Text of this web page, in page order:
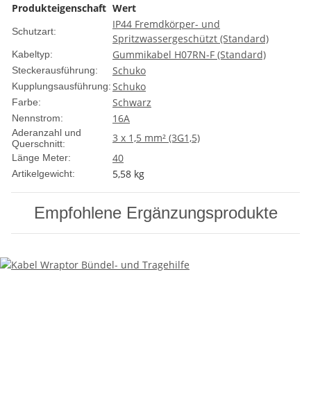
Produkteigenschaft Wert
Schutzart:
IP44 Fremdkörper- und
Spritzwassergeschützt (Standard)
Kabeltyp: Gummikabel H07RN-F (Standard)
Steckerausführung: Schuko
Kupplungsausführung:Schuko
Farbe: Schwarz
Nennstrom: 16A
Aderanzahl und
Querschnitt:
3 x 1,5 mm² (3G1,5)
Länge Meter: 40
Artikelgewicht: 5,58 kg
Empfohlene Ergänzungsprodukte